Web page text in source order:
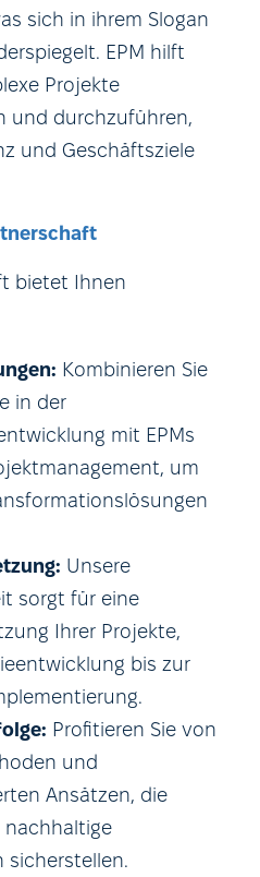
sich in ihrem Slogan
EPM hilft
Projekte
und durchzuführen,
und Geschäftsziele
bietet Ihnen
Kombinieren Sie
in der
mit EPMs
um
Unsere
sorgt für eine
Ihrer Projekte,
bis zur
Profitieren Sie von
und
Ansätzen, die
nachhaltige
sicherstellen.